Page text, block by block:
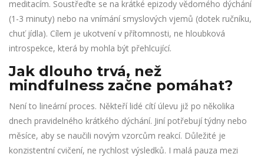
meditacím. Soustřeďte se na krátké epizody vědomého dýchání
(1-3 minuty) nebo na vnímání smyslových vjemů (dotek ručníku,
chuť jídla). Cílem je ukotvení v přítomnosti, ne hloubková
introspekce, která by mohla být přehlcující.
Jak dlouho trvá, než
mindfulness začne pomáhat?
Není to lineární proces. Někteří lidé cítí úlevu již po několika
dnech pravidelného krátkého dýchání. Jiní potřebují týdny nebo
měsíce, aby se naučili novým vzorcům reakcí. Důležité je
konzistentní cvičení, ne rychlost výsledků. I malá pauza mezi